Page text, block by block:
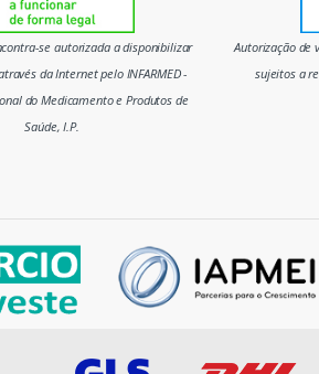
se autorizada a disponibilizar
da Internet pelo INFARMED -
do Medicamento e Produtos de
Saúde, I.P.
Autorização de
sujeitos a